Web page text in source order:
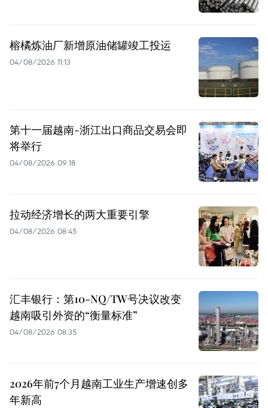
榕橘炼油厂新增原油储罐竣工投运
04/08/2026 11:13
第十一届越南-浙江出口商品交易会即
将举行
04/08/2026 09:18
拉动经济增长的两大重要引擎
04/08/2026 08:45
汇丰银行：第10-NQ/TW号决议改变
越南吸引外资的“衡量标准”
04/08/2026 08:35
2026年前7个月越南工业生产增速创多
年新高